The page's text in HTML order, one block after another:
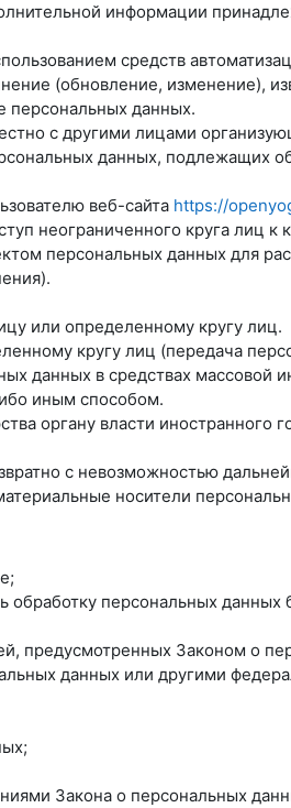
информации
средств
(обновление, изменение),
персональных данных.
с другими лицами
данных, подлежащих
веб-сайта https://
неограниченного круга лиц к
персональных данных для
или определенному кругу лиц.
кругу лиц (передача
данных в средствах массовой
иным способом.
органу власти иностранного
с невозможностью
носители
персональных данных
предусмотренных Законом о
данных или другими
Закона о персональных